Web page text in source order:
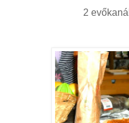
2 evőkanál